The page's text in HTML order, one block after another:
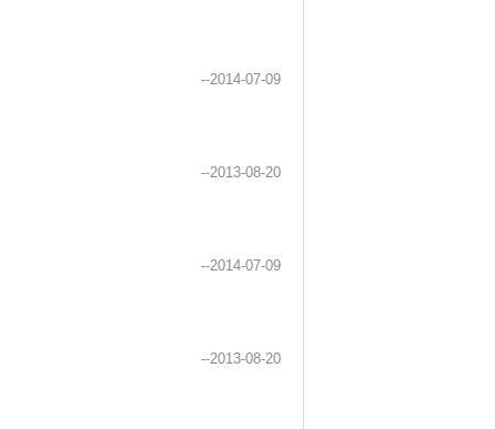
--2014-07-09
--2013-08-20
--2014-07-09
--2013-08-20